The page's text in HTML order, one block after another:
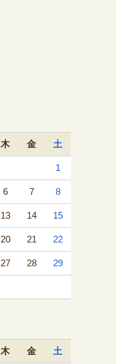
木 金 土
1
6 7 8
13 14 15
20 21 22
27 28 29
木 金 土